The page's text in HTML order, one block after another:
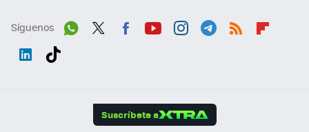
Síguenos
Suscríbete a